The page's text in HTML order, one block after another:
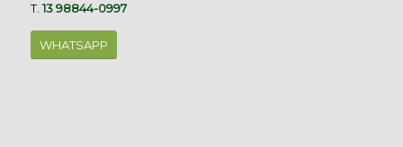
T.13 98844-0997
WHATSAPP